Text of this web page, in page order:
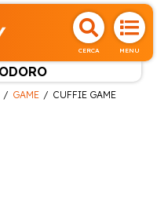
CERCA MENU
GAME CUFFIE GAME